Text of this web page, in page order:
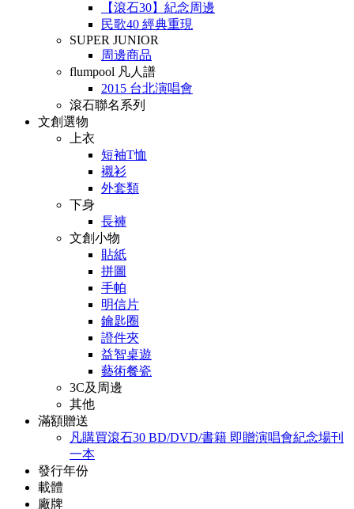
【滾石30】紀念周邊
民歌40 經典重現
SUPER JUNIOR
周邊商品
flumpool 凡人譜
2015 台北演唱會
滾石聯名系列
文創選物
上衣
短袖T恤
襯衫
外套類
下身
長褲
文創小物
貼紙
拼圖
手帕
明信片
鑰匙圈
證件夾
益智桌遊
藝術餐瓷
3C及周邊
其他
滿額贈送
凡購買滾石30 BD/DVD/書籍 即贈演唱會紀念場刊
一本
發行年份
載體
廠牌